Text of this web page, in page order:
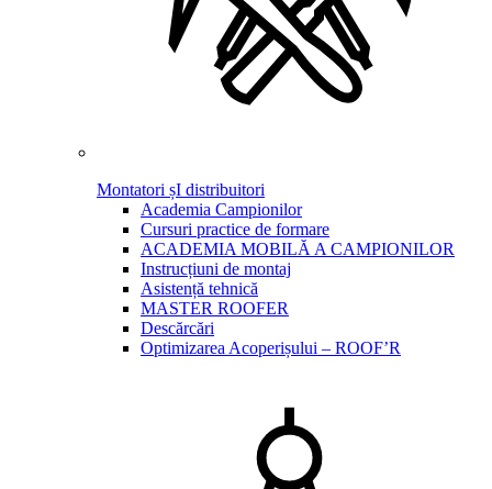
Montatori șI distribuitori
Academia Campionilor
Cursuri practice de formare
ACADEMIA MOBILĂ A CAMPIONILOR
Instrucțiuni de montaj
Asistență tehnică
MASTER ROOFER
Descărcări
Optimizarea Acoperișului – ROOF’R